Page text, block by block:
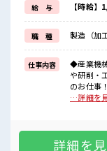
節約できてお財布に
《土日やすみ*》
予定がたてやすい
GW・お盆・年末年
《無期雇用派遣*》
◎当社と期間制限
■職場の雰囲気
《幅広い年代の方が
分からないことも
未経験の方も安心
給 与 【時給】
職 種 製造（加
仕事内容
◆産業機
や研削・工
のお仕事！
《住まい
しできち
きる安く
…詳細を
詳細を